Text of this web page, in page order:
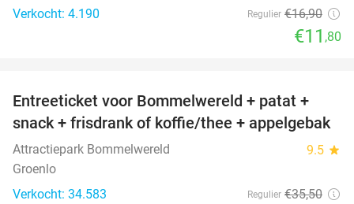
Verkocht: 4.190
Regulier €16,90
€11 ,80
23%
Entreeticket voor Bommelwereld + patat +
snack + frisdrank of koffie/thee + appelgebak
Attractiepark Bommelwereld 9.5 star
Groenlo
Verkocht: 34.583
Regulier €35,50